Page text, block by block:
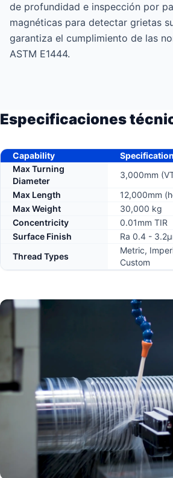
de profundidad e inspección por
magnéticas para detectar grietas
garantiza el cumplimiento de las
ASTM E1444.
Especificaciones
Capability
Specification
Max Turning
Diameter
3,000mm
Max Length
12,000mm
Max Weight
30,000 kg
Concentricity
0.01mm TIR
Surface Finish
Ra 0.4 -
Thread Types
Metric,
Custom